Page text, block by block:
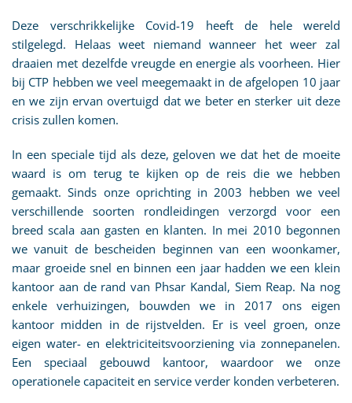
Deze verschrikkelijke Covid-19 heeft de hele wereld
stilgelegd. Helaas weet niemand wanneer het weer zal
draaien met dezelfde vreugde en energie als voorheen. Hier
bij CTP hebben we veel meegemaakt in de afgelopen 10 jaar
en we zijn ervan overtuigd dat we beter en sterker uit deze
crisis zullen komen.
In een speciale tijd als deze, geloven we dat het de moeite
waard is om terug te kijken op de reis die we hebben
gemaakt. Sinds onze oprichting in 2003 hebben we veel
verschillende soorten rondleidingen verzorgd voor een
breed scala aan gasten en klanten. In mei 2010 begonnen
we vanuit de bescheiden beginnen van een woonkamer,
maar groeide snel en binnen een jaar hadden we een klein
kantoor aan de rand van Phsar Kandal, Siem Reap. Na nog
enkele verhuizingen, bouwden we in 2017 ons eigen
kantoor midden in de rijstvelden. Er is veel groen, onze
eigen water- en elektriciteitsvoorziening via zonnepanelen.
Een speciaal gebouwd kantoor, waardoor we onze
operationele capaciteit en service verder konden verbeteren.